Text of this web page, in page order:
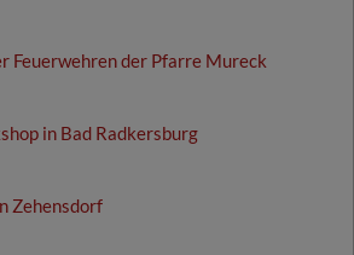
Feuerwehren der Pfarre Mureck
in Bad Radkersburg
Zehensdorf